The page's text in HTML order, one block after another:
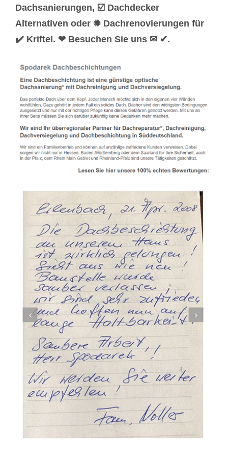
Dachsanierungen, ☑️ Dachdecker
Alternativen oder ✹ Dachrenovierungen für
✔️ Kriftel. ❤ Besuchen Sie uns ✉ ✔.